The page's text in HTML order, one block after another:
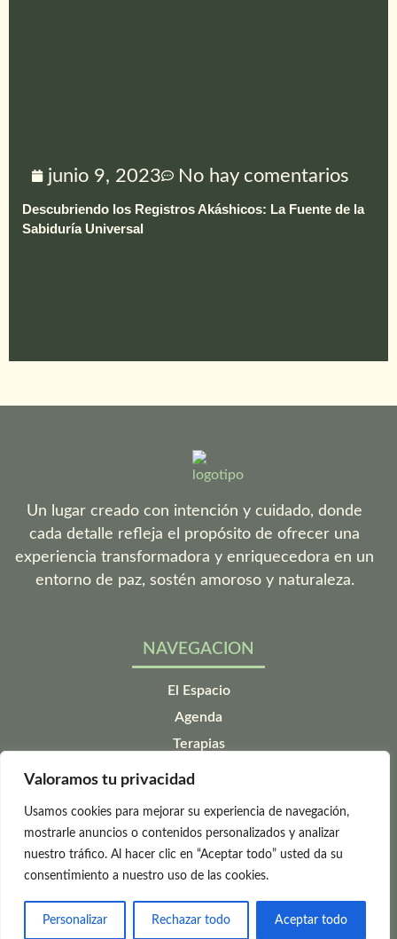
Valoramos tu privacidad
Usamos cookies para mejorar su experiencia de navegación,
mostrarle anuncios o contenidos personalizados y analizar
nuestro tráfico. Al hacer clic en “Aceptar todo” usted da su
consentimiento a nuestro uso de las cookies.
Personalizar Rechazar todo Aceptar todo
junio 9, 2023 No hay comentarios
Descubriendo los Registros Akáshicos: La Fuente de la
Sabiduría Universal
Un lugar creado con intención y cuidado, donde
cada detalle refleja el propósito de ofrecer una
experiencia transformadora y enriquecedora en un
entorno de paz, sostén amoroso y naturaleza.
NAVEGACION
El Espacio
Agenda
Terapias
¿Cómo llegar?
LEGAL
Aviso legal
Politica de privacidad